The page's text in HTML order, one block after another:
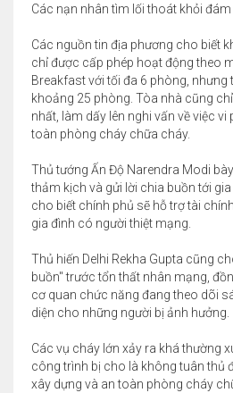
Các nạn nhân tìm lối thoát khỏi đám
Các nguồn tin địa phương cho biết
chỉ được cấp phép hoạt động theo
Breakfast với tối đa 6 phòng, nhưng
khoảng 25 phòng. Tòa nhà cũng
nhất, làm dấy lên nghi vấn về việc
toàn phòng cháy chữa cháy.
Thủ tướng Ấn Độ Narendra Modi
thảm kịch và gửi lời chia buồn tới
cho biết chính phủ sẽ hỗ trợ tài
gia đình có người thiệt mạng.
Thủ hiến Delhi Rekha Gupta cũng
buồn" trước tổn thất nhân mạng,
cơ quan chức năng đang theo dõi
diện cho những người bị ảnh hưởng.
Các vụ cháy lớn xảy ra khá thường
công trình bị cho là không tuân thủ
xây dựng và an toàn phòng cháy